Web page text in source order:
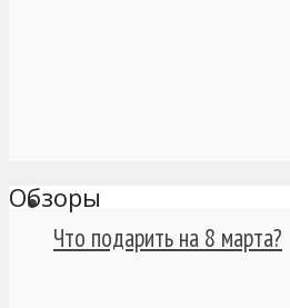
Что подарить на 8 марта?
Обзоры